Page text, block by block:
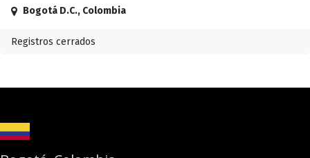
Bogotá D.C., Colombia
Registros cerrados